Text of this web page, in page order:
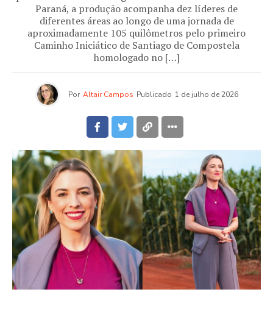
Paraná, a produção acompanha dez líderes de
diferentes áreas ao longo de uma jornada de
aproximadamente 105 quilômetros pelo primeiro
Caminho Iniciático de Santiago de Compostela
homologado no […]
Por Altair Campos Publicado 1 de julho de 2026